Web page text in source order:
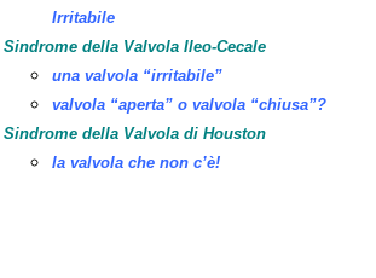
Irritabile
Sindrome della Valvola Ileo-Cecale
una valvola “irritabile”
valvola “aperta” o valvola “chiusa”?
Sindrome della Valvola di Houston
la valvola che non c’è!